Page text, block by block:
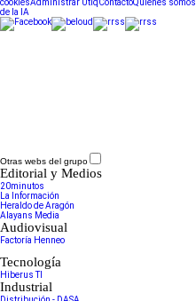
cookiesAdministrar UtiqContactoQuiénes somos
de la IA
Otras webs del grupo
Editorial y Medios
20minutos
La Información
Heraldo de Aragón
Alayans Media
Audiovisual
Factoría Henneo
Tecnología
Hiberus TI
Industrial